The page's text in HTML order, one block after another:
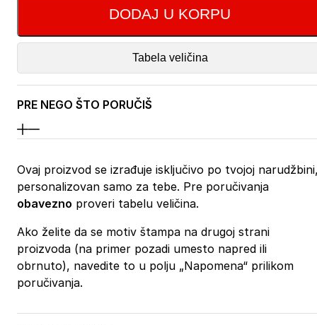
DODAJ U KORPU
Tabela veličina
PRE NEGO ŠTO PORUČIŠ
Ovaj proizvod se izrađuje isključivo po tvojoj
personalizovan samo za tebe. Pre poručivanja
obavezno proveri tabelu veličina.
Ako želite da se motiv štampa na drugoj strani
proizvoda (na primer pozadi umesto napred ili
obrnuto), navedite to u polju „Napomena“ prilikom
poručivanja.